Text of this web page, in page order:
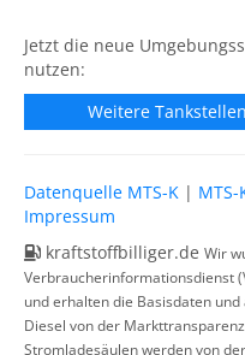
Jetzt die neue
nutzen:
Weitere
Datenquelle MTS-K | MTS-
Impressum
kraftstoffbilliger.de Wir
Verbraucherinformationsdienst
und erhalten die Basisdaten
Diesel von der
Stromladesäulen werden von